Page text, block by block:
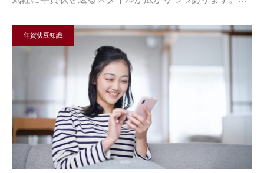
年賀状豆知識